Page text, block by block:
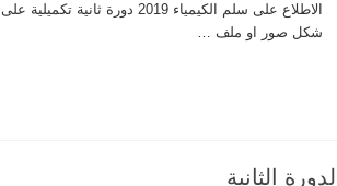
الاطلاع على سلم الكيمياء 2019 دورة ثانية تكميلية على
شكل صور او ملف …